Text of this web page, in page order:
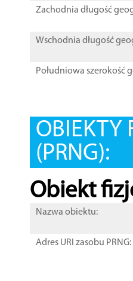
Zachodnia długość
Wschodnia długość
Południowa szerokość
OBIEKTY
(PRNG):
Obiekt
Nazwa obiektu:
Adres URI zasobu PRNG: